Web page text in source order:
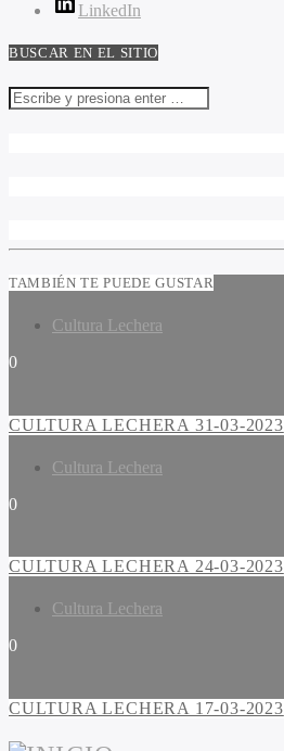
LinkedIn
BUSCAR EN EL SITIO
TAMBIÉN TE PUEDE GUSTAR
Cultura Lechera
0
CULTURA LECHERA 31-03-2023
Cultura Lechera
0
CULTURA LECHERA 24-03-2023
Cultura Lechera
0
CULTURA LECHERA 17-03-2023